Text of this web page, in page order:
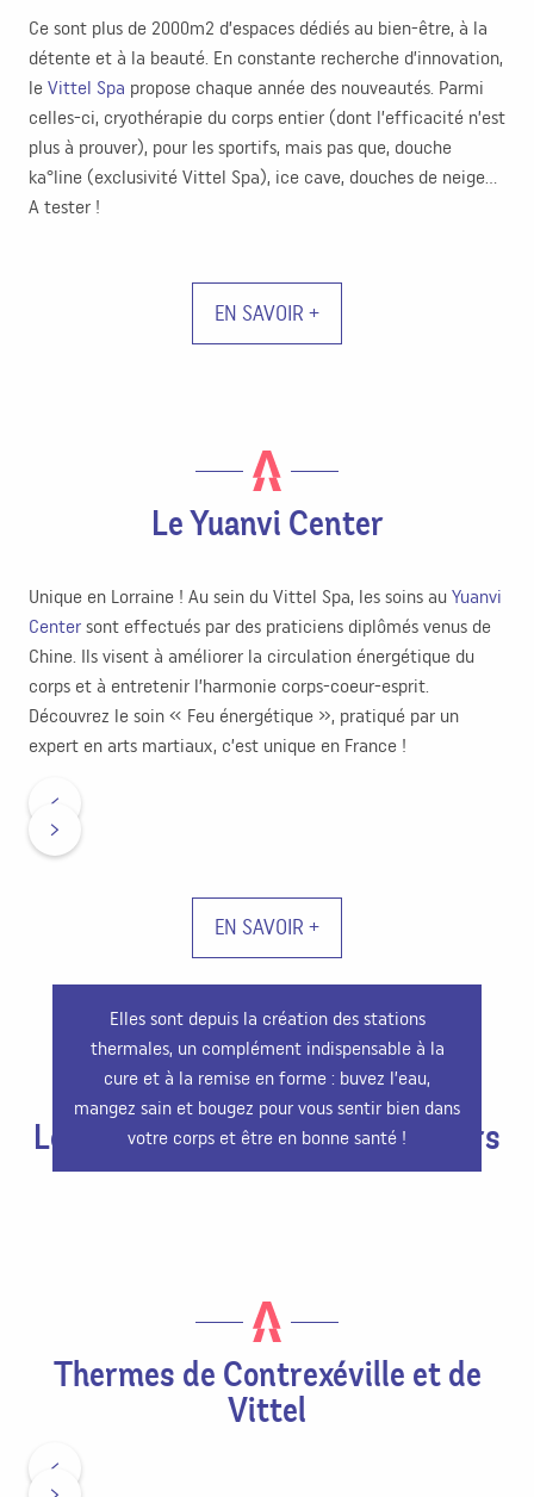
Ce sont plus de 2000m2 d’espaces dédiés au bien-être, à la
détente et à la beauté. En constante recherche d’innovation,
le Vittel Spa propose chaque année des nouveautés. Parmi
celles-ci, cryothérapie du corps entier (dont l’efficacité n’est
plus à prouver), pour les sportifs, mais pas que, douche
ka°line (exclusivité Vittel Spa), ice cave, douches de neige…
A tester !
EN SAVOIR +
Le Yuanvi Center
Unique en Lorraine ! Au sein du Vittel Spa, les soins au Yuanvi
Center sont effectués par des praticiens diplômés venus de
Chine. Ils visent à améliorer la circulation énergétique du
corps et à entretenir l’harmonie corps-coeur-esprit.
Découvrez le soin « Feu énergétique », pratiqué par un
expert en arts martiaux, c’est unique en France !
EN SAVOIR +
Les activités de sport et de loisirs
Elles sont depuis la création des stations
thermales, un complément indispensable à la
cure et à la remise en forme : buvez l’eau,
mangez sain et bougez pour vous sentir bien dans
votre corps et être en bonne santé !
Thermes de Contrexéville et de
Vittel